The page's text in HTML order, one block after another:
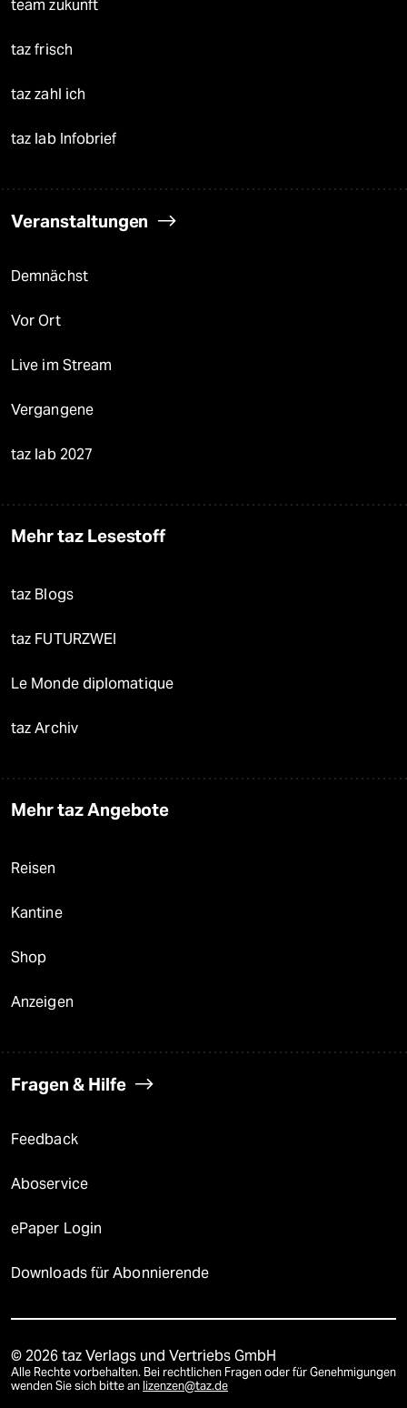
team zukunft
taz frisch
taz zahl ich
taz lab Infobrief
Veranstaltungen
Demnächst
Vor Ort
Live im Stream
Vergangene
taz lab 2027
Mehr taz Lesestoff
taz Blogs
taz FUTURZWEI
Le Monde diplomatique
taz Archiv
Mehr taz Angebote
Reisen
Kantine
Shop
Anzeigen
Fragen & Hilfe
Feedback
Aboservice
ePaper Login
Downloads für Abonnierende
© 2026 taz Verlags und Vertriebs GmbH
Alle Rechte vorbehalten. Bei rechtlichen Fragen oder für Genehmigungen
wenden Sie sich bitte an lizenzen@taz.de